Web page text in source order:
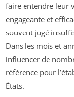
faire entendre leur
engageante et
souvent jugé
Dans les mois et
influencer de
référence pour
États.